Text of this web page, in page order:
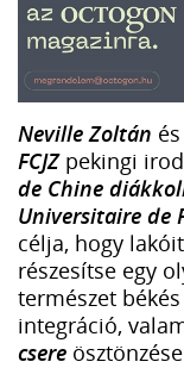
Neville Zoltán
FCJZ pekingi
de Chine
Universitaire de
célja, hogy
részesítse egy
természet
integráció,
csere